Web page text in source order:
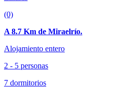
(0)
A 8.7 Km de Miraelrío.
Alojamiento entero
2 - 5 personas
7 dormitorios